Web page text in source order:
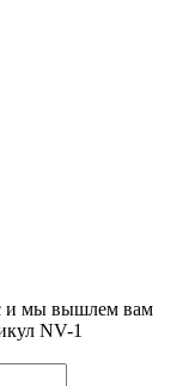
и мы вышлем вам
NV-1